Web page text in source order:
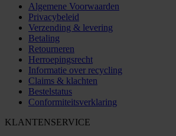
Algemene Voorwaarden
Privacybeleid
Verzending & levering
Betaling
Retourneren
Herroepingsrecht
Informatie over recycling
Claims & klachten
Bestelstatus
Conformiteitsverklaring
KLANTENSERVICE